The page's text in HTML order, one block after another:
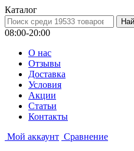
Каталог
08:00-20:00
О нас
Отзывы
Доставка
Условия
Aкции
Статьи
Контакты
Мой аккаунт Сравнение